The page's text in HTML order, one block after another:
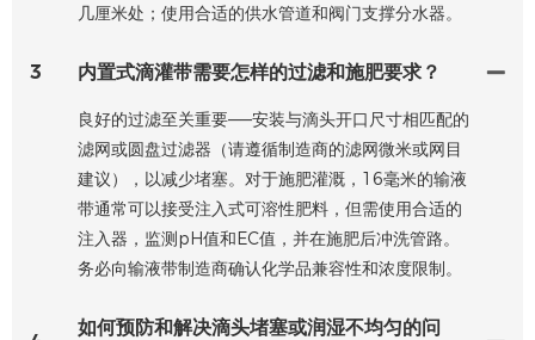
几厘米处；使用合适的供水管道和阀门支撑分水器。
3 内置式滴灌带需要怎样的过滤和施肥要求？
良好的过滤至关重要——安装与滴头开口尺寸相匹配的
滤网或圆盘过滤器（请遵循制造商的滤网微米或网目
建议），以减少堵塞。对于施肥灌溉，16毫米的输液
带通常可以接受注入式可溶性肥料，但需使用合适的
注入器，监测pH值和EC值，并在施肥后冲洗管路。
务必向输液带制造商确认化学品兼容性和浓度限制。
如何预防和解决滴头堵塞或润湿不均匀的问